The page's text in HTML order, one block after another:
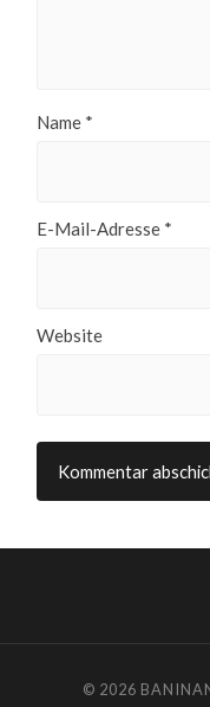
Name *
E-Mail-Adresse *
Website
© 2026